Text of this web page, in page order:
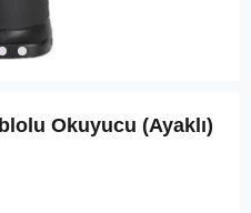
Okuyucu (Ayaklı)